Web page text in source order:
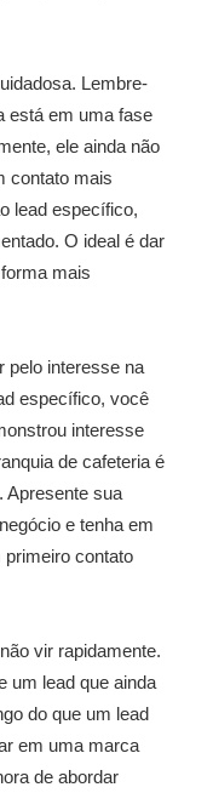
Lembre-
está em uma fase
ele ainda não
contato mais
lead específico,
O ideal é dar
mais
pelo interesse na
específico, você
interesse
de cafeteria é
Apresente sua
e tenha em
primeiro contato
vir rapidamente.
um lead que ainda
do que um lead
em uma marca
de abordar